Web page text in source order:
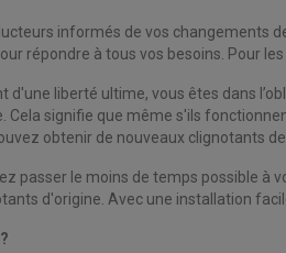
informés de vos changements
répondre à tous vos besoins. Pour
liberté ultime, vous êtes dans
signifie que même s'ils
obtenir de nouveaux clignotants
passer le moins de temps possible
d'origine. Avec une installation